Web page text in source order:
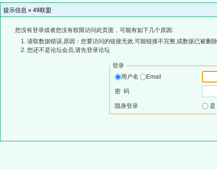
提示信息 » 49联盟
您没有登录或者您没有权限访问此页面，可能有如下几个原因:
读取数据错误,原因：您要访问的链接无效,可能链接不完整,或数据已被删
您还不是论坛会员,请先登录论坛
登录
用户名
Email
密 码
隐身登录